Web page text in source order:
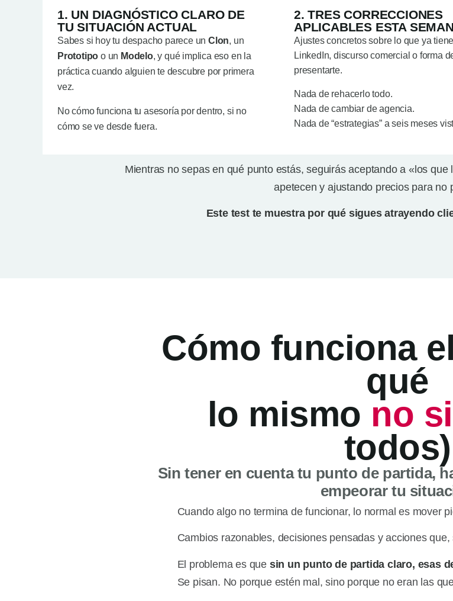
1. UN DIAGNÓSTICO CLARO DE
TU SITUACIÓN ACTUAL
Sabes si hoy tu despacho parece un Clon, un
Prototipo o un Modelo, y qué implica eso en la
práctica cuando alguien te descubre por primera
vez.
No cómo funciona tu asesoría por dentro, si no
cómo se ve desde fuera.
2. TRES CORRECCIONES
APLICABLES ESTA
Ajustes concretos sobre lo que ya
LinkedIn, discurso comercial o forma
presentarte.
Nada de rehacerlo todo.
Nada de cambiar de agencia.
Nada de “estrategias” a seis meses
Mientras no sepas en qué punto estás, seguirás aceptando a «los
apetecen y ajustando precios para no
Este test te muestra por qué sigues atrayendo
Cómo funciona
qué
lo mismo no
todos)
Sin tener en cuenta tu punto de partida,
empeorar tu
Cuando algo no termina de funcionar, lo normal es mover
Cambios razonables, decisiones pensadas y acciones
El problema es que sin un punto de partida claro, esas
Se pisan. No porque estén mal, sino porque no eran las